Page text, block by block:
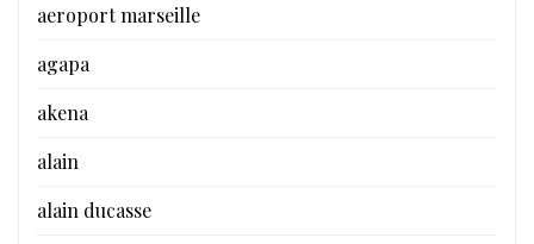
aeroport marseille
agapa
akena
alain
alain ducasse